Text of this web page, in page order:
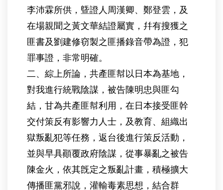
李沛霖所供，曁證人周漢卿、鄭登雲，及
在場親聞之黃文華結證屬實，幷有搜獲之
匪書及劉建修窃製之匪播錄音帶為證，犯
罪事證，非常明確。
二、綜上所論，共產匪幇以日本為基地，
對我進行統戰陰謀，被告陳明忠與匪勾
結，甘為共產匪幇利用，在日本接受匪幹
交付策反有影響力人士，及教育、組織出
獄叛亂犯等任務，返台後進行策反活動，
並與早具顚覆政府陰謀，從事暴亂之被告
陳金火，依其旣定之叛亂計畫，積極擴大
傳播匪黨邪說，灌輸毒素思想，結合群